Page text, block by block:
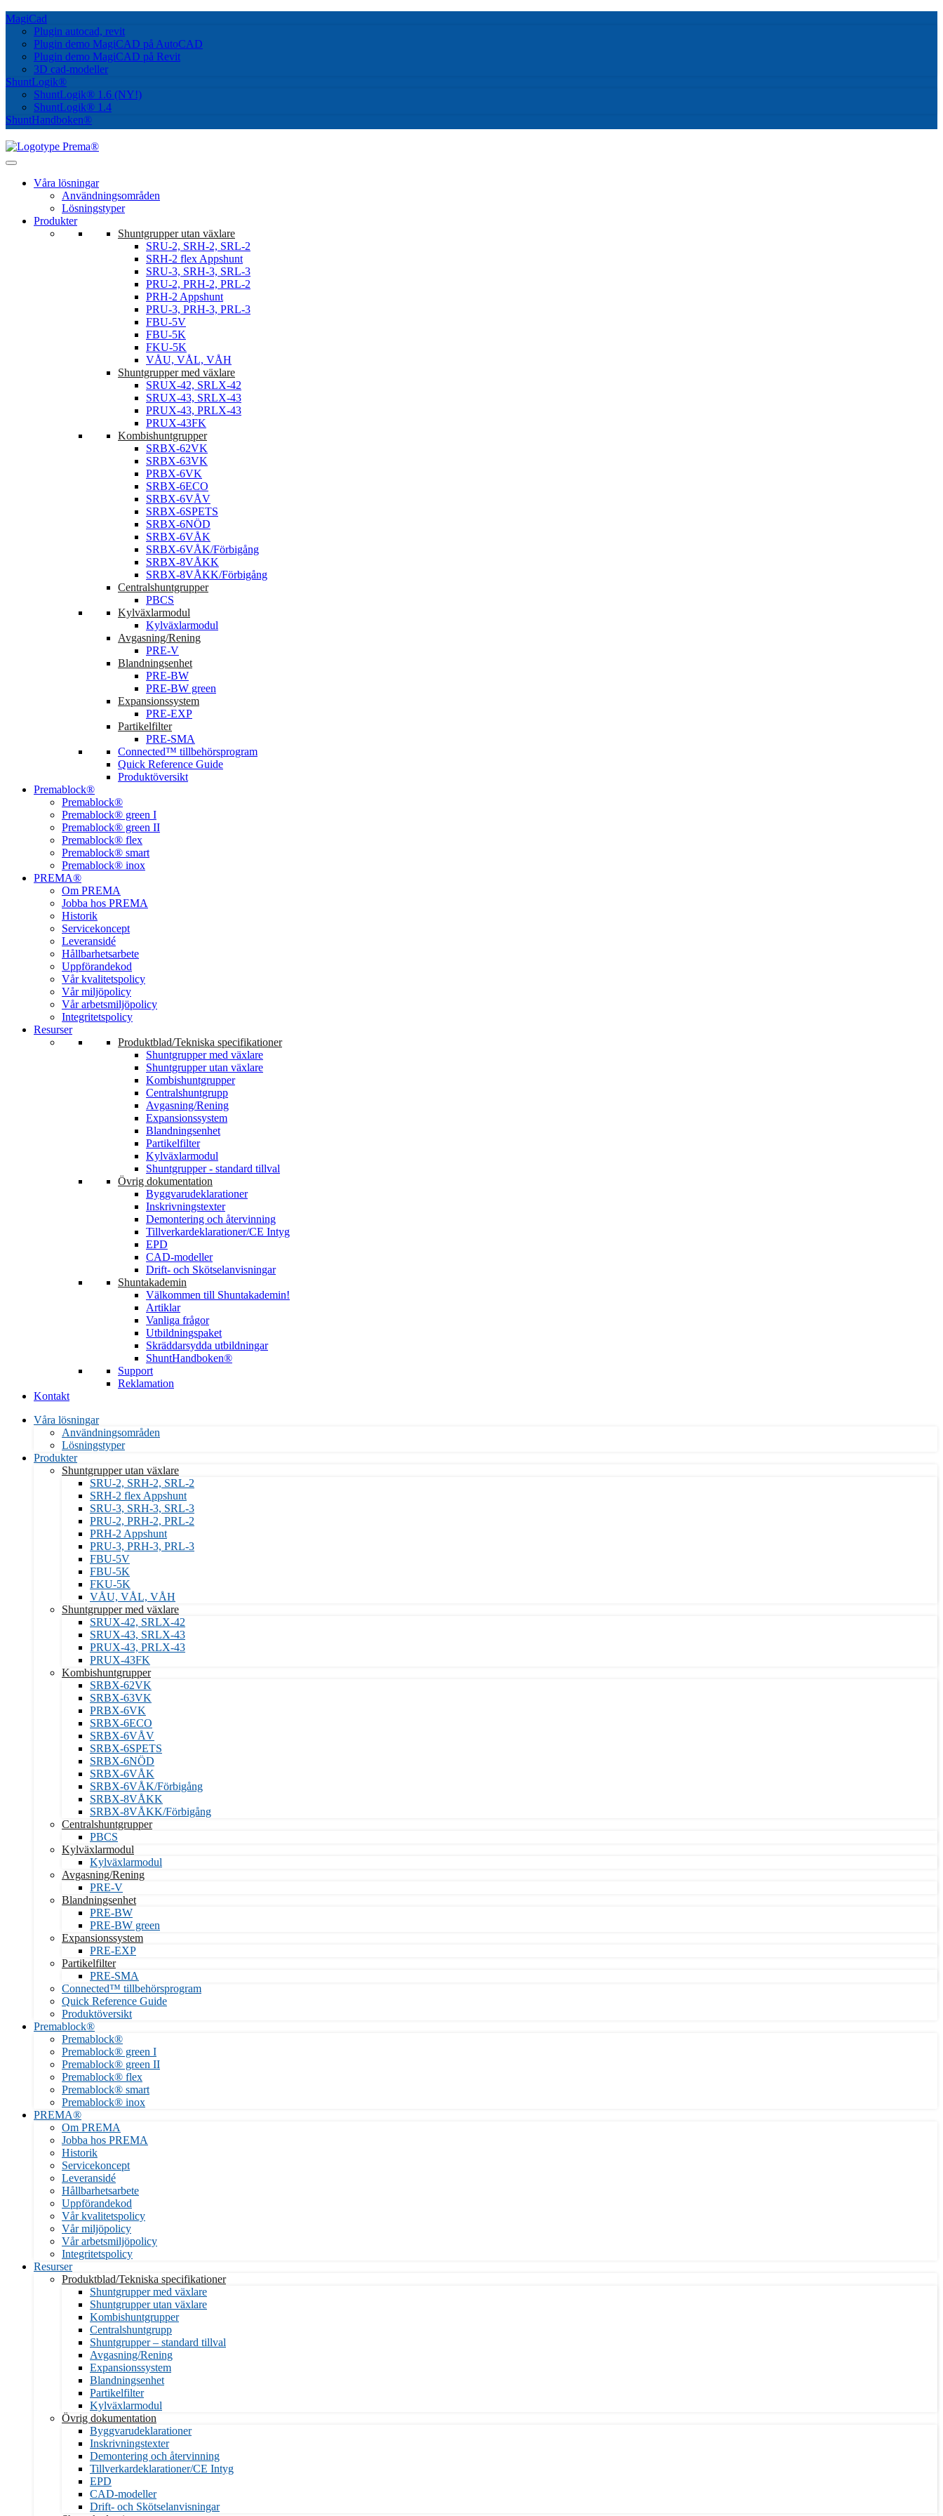
MagiCad
Plugin autocad, revit
Plugin demo MagiCAD på AutoCAD
Plugin demo MagiCAD på Revit
3D cad-modeller
ShuntLogik®
ShuntLogik® 1.6 (NY!)
ShuntLogik® 1.4
ShuntHandboken®
Våra lösningar
Användningsområden
Lösningstyper
Produkter
Shuntgrupper utan växlare
SRU-2, SRH-2, SRL-2
SRH-2 flex Appshunt
SRU-3, SRH-3, SRL-3
PRU-2, PRH-2, PRL-2
PRH-2 Appshunt
PRU-3, PRH-3, PRL-3
FBU-5K
FKU-5K
VÅU, VÅL, VÅH
Shuntgrupper med växlare
SRUX-42, SRLX-42
SRUX-43, SRLX-43
PRUX-43, PRLX-43
PRUX-43FK
Kombishuntgrupper
SRBX-62VK
SRBX-63VK
PRBX-6VK
SRBX-6ECO
SRBX-6VÅV
SRBX-6SPETS
SRBX-6NÖD
SRBX-6VÅK
SRBX-6VÅK/Förbigång
SRBX-8VÅKK
SRBX-8VÅKK/Förbigång
Centralshuntgrupper
PBCS
Kylväxlarmodul
Kylväxlarmodul
Avgasning/Rening
PRE-V
Blandningsenhet
PRE-BW
PRE-BW green
Expansionssystem
PRE-EXP
Partikelfilter
PRE-SMA
Connected™ tillbehörsprogram
Quick Reference Guide
Produktöversikt
Premablock®
Premablock®
Premablock® green I
Premablock® green II
Premablock® flex
Premablock® smart
Premablock® inox
PREMA®
Om PREMA
Jobba hos PREMA
Historik
Servicekoncept
Leveransidé
Hållbarhetsarbete
Uppförandekod
Vår kvalitetspolicy
Vår miljöpolicy
Vår arbetsmiljöpolicy
Integritetspolicy
Resurser
Produktblad/Tekniska specifikationer
Shuntgrupper med växlare
Shuntgrupper utan växlare
Kombishuntgrupper
Centralshuntgrupp
Avgasning/Rening
Expansionssystem
Blandningsenhet
Partikelfilter
Kylväxlarmodul
Shuntgrupper - standard tillval
Övrig dokumentation
Byggvarudeklarationer
Inskrivningstexter
Demontering och återvinning
Tillverkardeklarationer/CE Intyg
EPD
CAD-modeller
Drift- och Skötselanvisningar
Shuntakademin
Välkommen till Shuntakademin!
Artiklar
Vanliga frågor
Utbildningspaket
Skräddarsydda utbildningar
ShuntHandboken®
Support
Reklamation
Kontakt
Våra lösningar
Användningsområden
Lösningstyper
Produkter
Shuntgrupper utan växlare
SRU-2, SRH-2, SRL-2
SRH-2 flex Appshunt
SRU-3, SRH-3, SRL-3
PRU-2, PRH-2, PRL-2
PRH-2 Appshunt
PRU-3, PRH-3, PRL-3
FBU-5K
FKU-5K
VÅU, VÅL, VÅH
Shuntgrupper med växlare
SRUX-42, SRLX-42
SRUX-43, SRLX-43
PRUX-43, PRLX-43
PRUX-43FK
Kombishuntgrupper
SRBX-62VK
SRBX-63VK
PRBX-6VK
SRBX-6ECO
SRBX-6VÅV
SRBX-6SPETS
SRBX-6NÖD
SRBX-6VÅK
SRBX-6VÅK/Förbigång
SRBX-8VÅKK
SRBX-8VÅKK/Förbigång
Centralshuntgrupper
PBCS
Kylväxlarmodul
Kylväxlarmodul
Avgasning/Rening
PRE-V
Blandningsenhet
PRE-BW
PRE-BW green
Expansionssystem
PRE-EXP
Partikelfilter
PRE-SMA
Connected™ tillbehörsprogram
Quick Reference Guide
Produktöversikt
Premablock®
Premablock®
Premablock® green I
Premablock® green II
Premablock® flex
Premablock® smart
Premablock® inox
PREMA®
Om PREMA
Jobba hos PREMA
Historik
Servicekoncept
Leveransidé
Hållbarhetsarbete
Uppförandekod
Vår kvalitetspolicy
Vår miljöpolicy
Vår arbetsmiljöpolicy
Integritetspolicy
Resurser
Produktblad/Tekniska specifikationer
Shuntgrupper med växlare
Shuntgrupper utan växlare
Kombishuntgrupper
Centralshuntgrupp
Shuntgrupper – standard tillval
Avgasning/Rening
Expansionssystem
Blandningsenhet
Partikelfilter
Kylväxlarmodul
Övrig dokumentation
Byggvarudeklarationer
Inskrivningstexter
Demontering och återvinning
Tillverkardeklarationer/CE Intyg
EPD
CAD-modeller
Drift- och Skötselanvisningar